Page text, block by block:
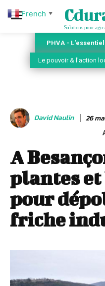
Solutions pour agir
PHVA -
Le pouvoir & l'action
David Naulin 26
A
plantes
pour
friche
French ▼